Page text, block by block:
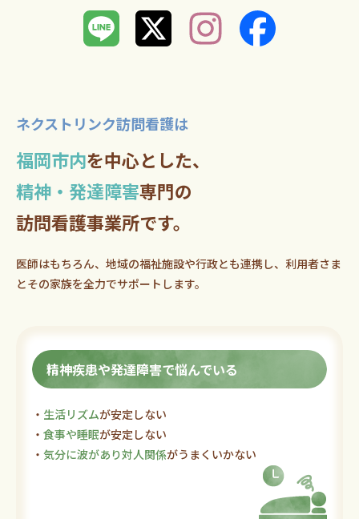
ネクストリンク訪問看護は
福岡市内を中心とした、
精神・発達障害専門の
訪問看護事業所です。
医師はもちろん、地域の福祉施設や行政とも連携し、利用者さま
とその家族を全力でサポートします。
精神疾患や発達障害で悩んでいる
・ 生活リズムが安定しない
・ 食事や睡眠が安定しない
・ 気分に波があり対人関係がうまくいかない